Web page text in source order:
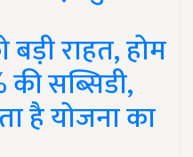
राहत, होम
सब्सिडी,
है योजना का